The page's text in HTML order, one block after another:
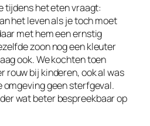
tijdens het eten vraagt:
het leven als je toch moet
met hem een ernstig
zoon nog een kleuter
ook. We kochten toen
rouw bij kinderen, ook al was
omgeving geen sterfgeval.
wat beter bespreekbaar op